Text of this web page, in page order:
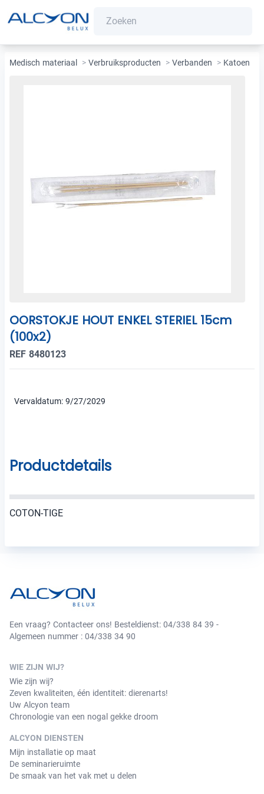
Medisch materiaal > Verbruiksproducten > Verbanden > Katoen
OORSTOKJE HOUT ENKEL STERIEL 15cm
(100x2)
REF 8480123
Vervaldatum: 9/27/2029
Productdetails
COTON-TIGE
Een vraag? Contacteer ons! Besteldienst: 04/338 84 39 -
Algemeen nummer : 04/338 34 90
WIE ZIJN WIJ?
Wie zijn wij?
Zeven kwaliteiten, één identiteit: dierenarts!
Uw Alcyon team
Chronologie van een nogal gekke droom
ALCYON DIENSTEN
Mijn installatie op maat
De seminarieruimte
De smaak van het vak met u delen